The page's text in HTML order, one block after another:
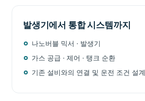
발생기에서 통합 시스템까지
나노버블 믹서 · 발생기
가스 공급 · 제어 · 탱크 순환
기존 설비와의 연결 및 운전 조건 설계